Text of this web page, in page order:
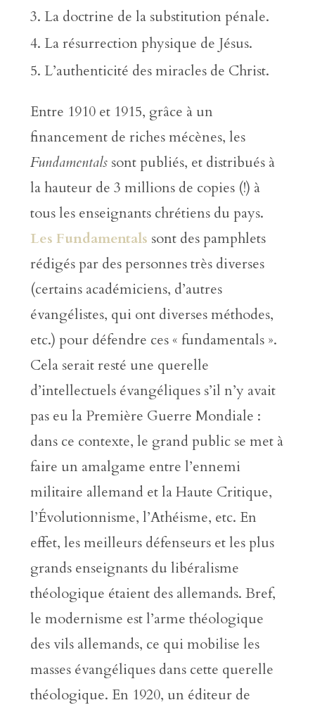
La doctrine de la substitution pénale.
La résurrection physique de Jésus.
L’authenticité des miracles de Christ.
Entre 1910 et 1915, grâce à un
financement de riches mécènes, les
Fundamentalssont publiés, et distribués à
la hauteur de 3 millions de copies (!) à
tous les enseignants chrétiens du pays.
Les Fundamentals sont des pamphlets
rédigés par des personnes très diverses
(certains académiciens, d’autres
évangélistes, qui ont diverses méthodes,
etc.) pour défendre ces « fundamentals ».
Cela serait resté une querelle
d’intellectuels évangéliques s’il n’y avait
pas eu la Première Guerre Mondiale :
dans ce contexte, le grand public se met à
faire un amalgame entre l’ennemi
militaire allemand et la Haute Critique,
l’Évolutionnisme, l’Athéisme, etc. En
effet, les meilleurs défenseurs et les plus
grands enseignants du libéralisme
théologique étaient des allemands. Bref,
le modernisme est l’arme théologique
des vils allemands, ce qui mobilise les
masses évangéliques dans cette querelle
théologique. En 1920, un éditeur de